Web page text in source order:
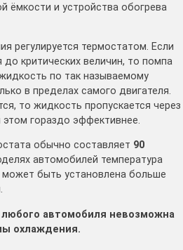
ёмкости и устройства обогрева
регулируется термостатом. Если
до критических величин, то помпа
по так называемому
в пределах самого двигателя.
то жидкость пропускается через
гораздо эффективнее.
обычно составляет 90
автомобилей температура
быть установлена больше
автомобиля невозможна
охлаждения.